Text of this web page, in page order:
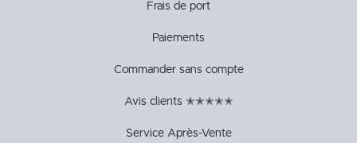
Frais de port
Paiements
Commander sans compte
Avis clients ✭✭✭✭✭
Service Après-Vente